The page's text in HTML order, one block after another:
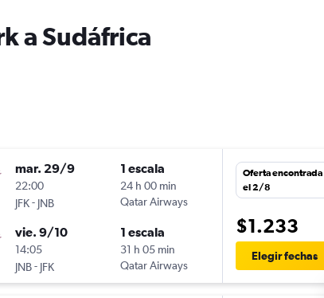
a Sudáfrica
mar. 29/9
22:00
JFK- JNB
1 escala
24 h 00 min
Qatar Airways
vie. 9/10
14:05
JNB- JFK
1 escala
31 h 05 min
Qatar Airways
Oferta encontrada
el 2/8
$1.233
Elegir fechas